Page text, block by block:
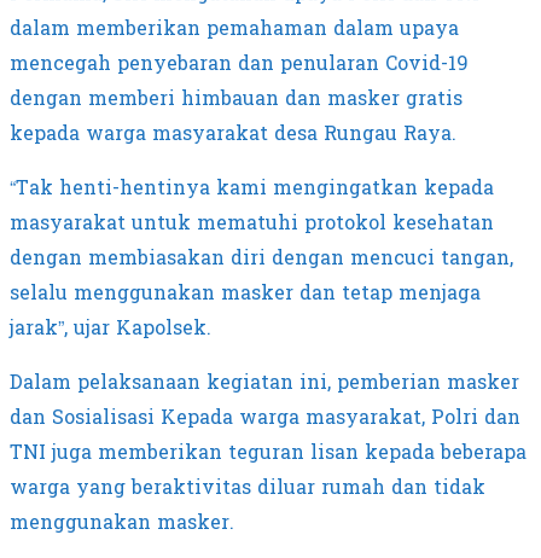
dalam memberikan pemahaman dalam upaya
mencegah penyebaran dan penularan Covid-19
dengan memberi himbauan dan masker gratis
kepada warga masyarakat desa Rungau Raya.
“Tak henti-hentinya kami mengingatkan kepada
masyarakat untuk mematuhi protokol kesehatan
dengan membiasakan diri dengan mencuci tangan,
selalu menggunakan masker dan tetap menjaga
jarak”, ujar Kapolsek.
Dalam pelaksanaan kegiatan ini, pemberian masker
dan Sosialisasi Kepada warga masyarakat, Polri dan
TNI juga memberikan teguran lisan kepada beberapa
warga yang beraktivitas diluar rumah dan tidak
menggunakan masker.